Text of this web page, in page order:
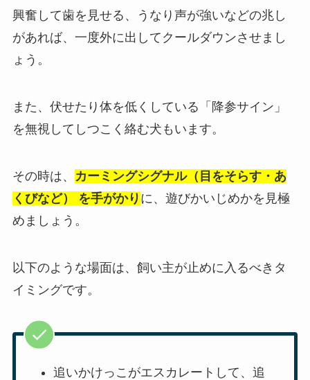
興奮して歯を見せる、うなり声が強いなどの兆し
があれば、一度外に出してクールダウンさせまし
ょう。
また、伏せたり体を低くしている「降参サイン」
を無視してしつこく絡む犬もいます。
その時は、
カーミングシグナル（目をそらす・あ
くびなど） を手がかり に、遊びかいじめかを見極
めましょう。
以下のような場面は、飼い主が止めに入るべきタ
イミングです。
追いかけっこがエスカレートして、追